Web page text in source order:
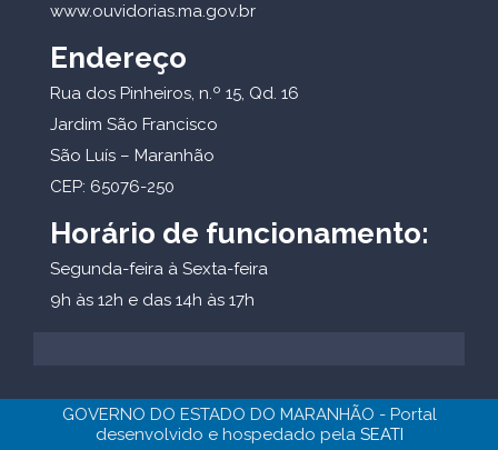
www.ouvidorias.ma.gov.br
Endereço
Rua dos Pinheiros, n.º 15, Qd. 16
Jardim São Francisco
São Luís – Maranhão
CEP: 65076-250
Horário de funcionamento:
Segunda-feira à Sexta-feira
9h às 12h e das 14h às 17h
GOVERNO DO ESTADO DO MARANHÃO - Portal
desenvolvido e hospedado pela SEATI